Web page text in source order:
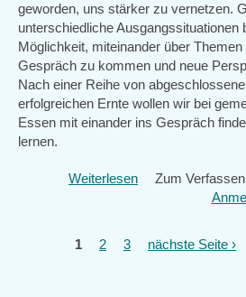
in
Eberswalde
geworden, uns stärker zu vernetzen.
unterschiedliche Ausgangssituationen
Möglichkeit, miteinander über Themen
Gespräch zu kommen und neue
Nach einer Reihe von
erfolgreichen Ernte wollen wir bei
Essen mit einander ins Gespräch
lernen.
Weiterlesen über
Netzwerktreffen
Zum
1 2 3 nächste Seite ›